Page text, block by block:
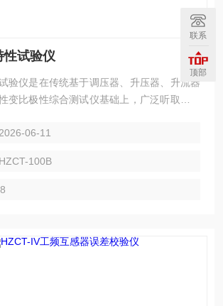
性试验仪
验仪是在传统基于调压器、升压器、升流器
变比极性综合测试仪基础上，广泛听取用户
测试仪器。装置采用高性能DSP和FPGA、
、是电力行业用于互感器的专业测试仪器。
06-11
100B
联系
顶部